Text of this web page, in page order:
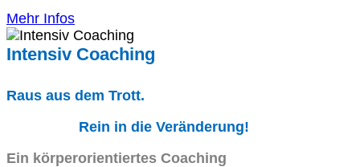
Mehr Infos
Intensiv Coaching
Raus aus dem Trott.
Rein in die Veränderung!
Ein körperorientiertes Coaching